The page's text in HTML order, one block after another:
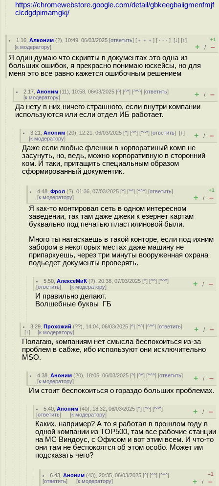
https://chromewebstore.google.com/detail/gbkeegbaiigmenfmjf
clcdgdpimamgkj/
1.16 ,Алконим (?), 10:49, 06/03/2025 [ответить] [ ﹢﹢﹢] [ · · ·][↓] [↑]
[к модератору]
+1
+ / –
Я один думаю что скрипты в документах это одна из
больших ошибок, я прекрасно понимаю юскейсы, но для
меня это все равно кажется ошибочным решением
2.17 ,Аноним (11), 10:58, 06/03/2025 [^] [^^] [^^^] [ответить]
[к модератору] + / –
Да нету в них ничего страшного, если внутри компании
используются или если отдел ИБ работает.
3.21 ,Аноним (20), 12:21, 06/03/2025 [^] [^^] [^^^] [ответить][↓]
[к модератору] + / –
Даже если любые флешки в корпоратиный комп не
засунуть, но, ведь, можно корпоративную в сторонний
ком. И таки, притащить специальным образом
сформированный документик.
4.48 ,Фрол (?), 01:36, 07/03/2025 [^] [^^] [^^^] [ответить]
[к модератору]
+1
+ / –
Я как-то монтировал сеть в одном интересном
заведении, так там даже джеки к езернет картам
буквально под печатью пластилиновой были.
Много ты натаскаешь в такой конторе, если под ихним
забором в некоторых местах даже машину не
припаркуешь, через три минуты вооруженная охрана
подьедет документы проверять.
5.50 ,АлексеМиК (?), 20:38, 07/03/2025 [^] [^^] [^^^]
[ответить] [к модератору] + / –
И правильно делают.
Волшебные буквы ГБ
3.29 ,Прохожий (??), 14:04, 06/03/2025 [^] [^^] [^^^] [ответить]
[↑] [к модератору] + / –
Полагаю, компаниям нет смысла беспокоиться из-за
проблем в сабже, ибо используют они исключительно
MSO.
4.38 ,Аноним (20), 18:05, 06/03/2025 [^] [^^] [^^^] [ответить]
[к модератору] + / –
Им стоит беспокоиться о гораздо больших проблемах.
5.40 ,Аноним (40), 18:32, 06/03/2025 [^] [^^] [^^^]
[ответить] [к модератору] + / –
Каких, например? А то я работал в прошлом году в
одной компании из TOP500, там все рабочие станции
на МС Виндоус, с Офисом и вот этим всем. И что-то
они там не беспокоятся об этом особо. Может им
подсказать чего?
6.43 ,Аноним (43), 20:35, 06/03/2025 [^] [^^] [^^^]
[ответить] [к модератору]
–1
+ / –